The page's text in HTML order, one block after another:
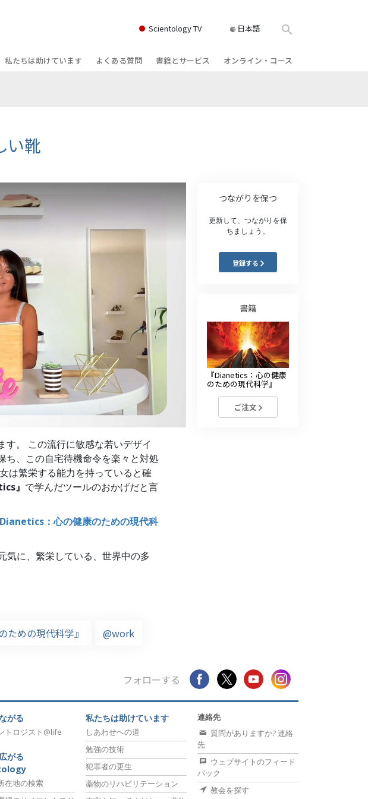
Scientology TV 日本語
—
私たちは助けています
クリミノン
真実を知ってください：薬物
ユナイテッド･フォー･ヒューマンライ
ツ
サイエントロジー･ボランティア･ミニ
スター
よくある質問 書籍とサービス
初級のサービス
オンライン・コース
病気やけがのためのアシスト
感情のトーン・スケール
子ども
職場のためのツール
エシックスとコンディション
勉強の技術
コミュニケーション
い靴
す。 この流行に敏感な若いデザイ
ち、この自宅待機命令を楽々と対処
は繁栄する能力を持っていると確
』 で学んだツールのおかげだと言
Dianetics：心の健康のための現代科
気に、繁栄している、世界中の多
ための現代科学』 @work
つながりを保つ
更新して、つながりを保
ちましょう。
登録する
書籍
『Dianetics：心の健康
のための現代科学』
ご注文
フォローする
がる
トロジスト@life
がる
在地の検索
私たちは助けています
しあわせへの道
勉強の技術
犯罪者の更生
薬物のリハビリテーション
連絡先
質問がありますか? 連絡
先
ウェブサイトのフィード
バック
教会を探す